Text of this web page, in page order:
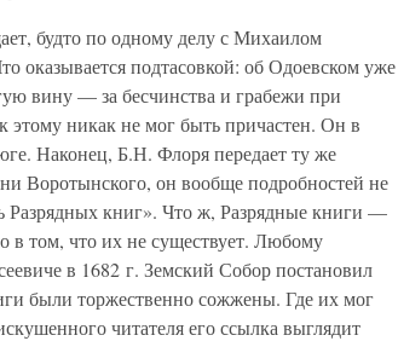
будто по одному делу с Михаилом
оказывается подтасовкой: об Одоевском уже
вину — за бесчинства и грабежи при
этому никак не мог быть причастен. Он в
Наконец, Б.Н. Флоря передает ту же
Воротынского, он вообще подробностей не
Разрядных книг». Что ж, Разрядные книги —
том, что их не существует. Любому
в 1682 г. Земский Собор постановил
были торжественно сожжены. Где их мог
читателя его ссылка выглядит